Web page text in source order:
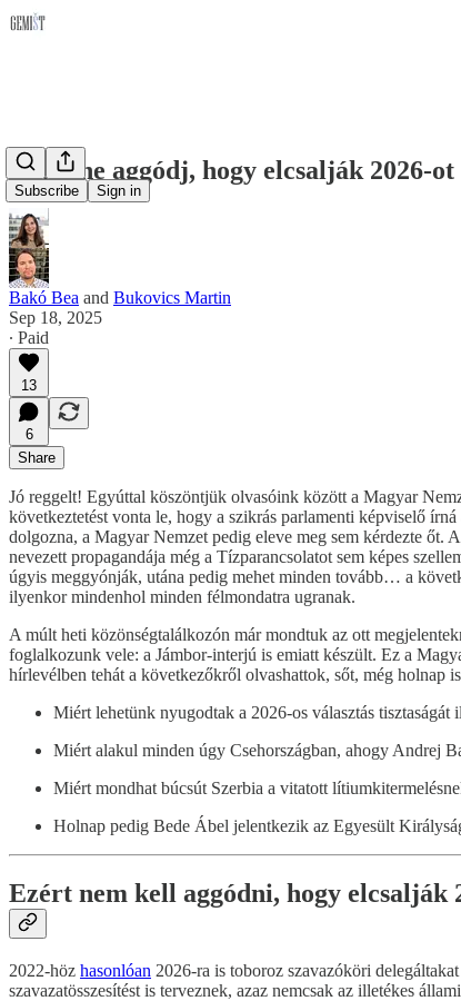
Subscribe Sign in
Ezért ne aggódj, hogy elcsalják 2026-ot
Bakó Bea and Bukovics Martin
Sep 18, 2025
∙ Paid
13
6
Share
Jó reggelt! Egyúttal köszöntjük olvasóink között a Magyar
következtetést vonta le, hogy a szikrás parlamenti képviselő
dolgozna, a Magyar Nemzet pedig eleve meg sem kérdezte őt.
nevezett propagandája még a Tízparancsolatot sem képes
úgyis meggyónják, utána pedig mehet minden tovább… a
ilyenkor mindenhol minden félmondatra ugranak.
A múlt heti közönségtalálkozón már mondtuk az ott
foglalkozunk vele: a Jámbor-interjú is emiatt készült. Ez a
hírlevélben tehát a következőkről olvashattok, sőt, még holnap
Miért lehetünk nyugodtak a 2026-os választás tisztaságát
Miért alakul minden úgy Csehországban, ahogy Andrej
Miért mondhat búcsút Szerbia a vitatott
Holnap pedig Bede Ábel jelentkezik az Egyesült
Ezért nem kell aggódni, hogy elcsalják
2022-höz hasonlóan 2026-ra is toboroz szavazóköri
szavazatösszesítést is terveznek, azaz nemcsak az illetékes